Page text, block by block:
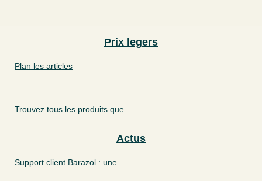
Prix legers
Plan les articles
Trouvez tous les produits que...
Actus
Support client Barazol : une...